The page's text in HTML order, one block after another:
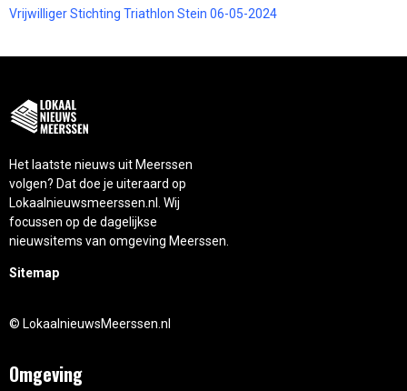
Vrijwilliger Stichting Triathlon Stein 06-05-2024
Het laatste nieuws uit Meerssen
volgen? Dat doe je uiteraard op
Lokaalnieuwsmeerssen.nl. Wij
focussen op de dagelijkse
nieuwsitems van omgeving Meerssen.
Sitemap
© LokaalnieuwsMeerssen.nl
Omgeving